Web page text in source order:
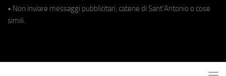
• Non inviare messaggi pubblicitari, catene di Sant'Antonio o cose
simili.